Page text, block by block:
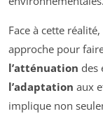
Face à cette
approche pour
l’atténuation des
l’adaptation aux
implique non